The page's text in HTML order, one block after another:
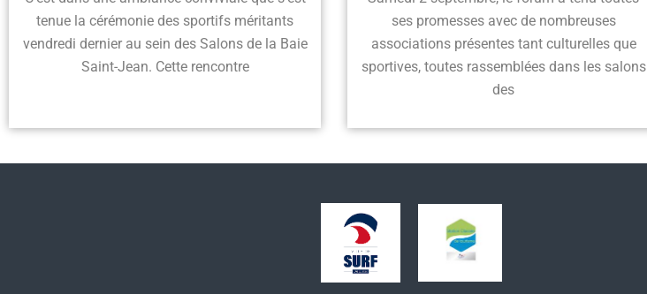
tenue la cérémonie des sportifs méritants
vendredi dernier au sein des Salons de la Baie
Saint-Jean. Cette rencontre
ses promesses avec de nombreuses
associations présentes tant culturelles que
sportives, toutes rassemblées dans les salons
des